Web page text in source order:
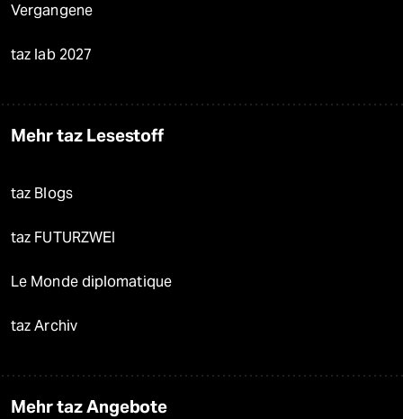
Vergangene
taz lab 2027
Mehr taz Lesestoff
taz Blogs
taz FUTURZWEI
Le Monde diplomatique
taz Archiv
Mehr taz Angebote